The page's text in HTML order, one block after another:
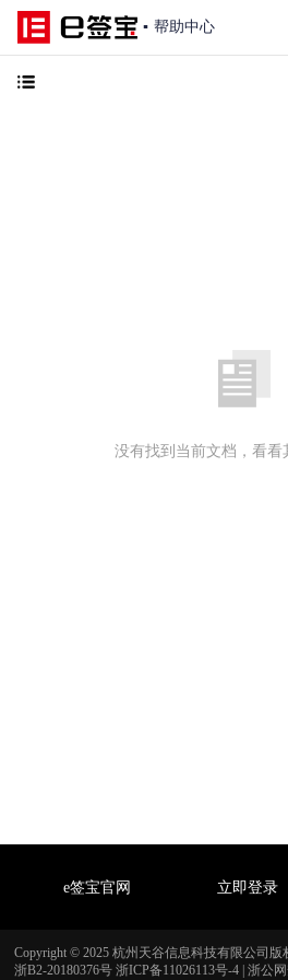
▪ 帮助中心
没有找到当前文档，看看
e签宝官网 立即登录
Copyright © 2025 杭州天谷信息科技有限公司
浙B2-20180376号 浙ICP备11026113号-4 浙公网